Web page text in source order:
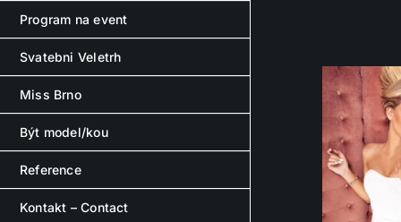
Program na event
Svatebni Veletrh
Miss Brno
Být model/kou
Reference
Kontakt – Contact